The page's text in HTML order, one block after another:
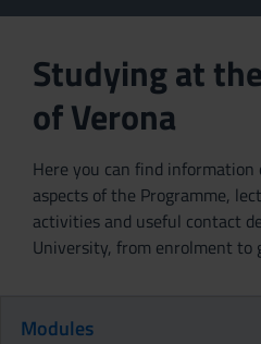
Studying at
of Verona
Here you can find
aspects of the Programme,
activities and useful contact
University, from enrolment to
Modules